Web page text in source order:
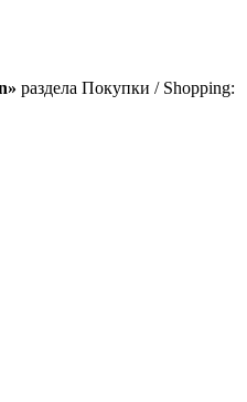
раздела Покупки / Shopping: